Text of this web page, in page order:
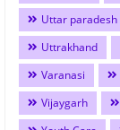
Uttar paradesh
Uttrakhand
Varanasi
Vijaygarh